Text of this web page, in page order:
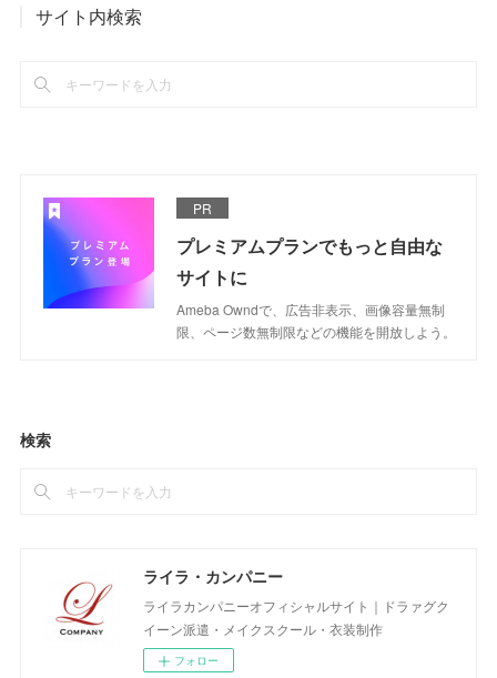
サイト内検索
PR
プレミアムプランでもっと自由な
サイトに
Ameba Owndで、広告非表示、画像容量無制
限、ページ数無制限などの機能を開放しよう。
検索
ライラ・カンパニー
ライラカンパニーオフィシャルサイト｜ドラァグク
イーン派遣・メイクスクール・衣装制作
フォロー